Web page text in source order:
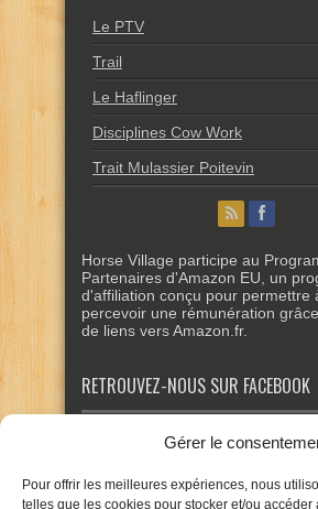
Gérer le
Pour offrir les meilleures expériences, nous
telles que les cookies pour stocker et/ou accéder
Le PTV
Trail
Le Haflinger
Disciplines Cow Work
Trait Mulassier Poitevin
Horse Village participe au
Partenaires d'Amazon EU, un
d'affiliation conçu pour permettre
percevoir une rémunération
de liens vers Amazon.fr.
RETROUVEZ-NOUS SUR FACEBOOK